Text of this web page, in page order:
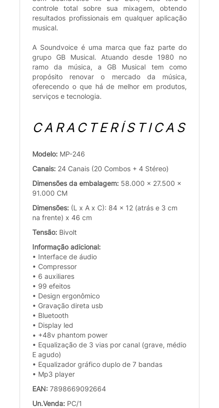
controle total sobre sua mixagem, obtendo
resultados profissionais em qualquer aplicação
musical.
A Soundvoice é uma marca que faz parte do
grupo GB Musical. Atuando desde 1980 no
ramo da música, a GB Musical tem como
propósito renovar o mercado da música,
oferecendo o que há de melhor em produtos,
serviços e tecnologia.
CARACTERÍSTICAS
Modelo: MP-246
Canais: 24 Canais (20 Combos + 4 Stéreo)
Dimensões da embalagem: 58.000 x 27.500 x
91.000 CM
Dimensões: (L x A x C): 84 x 12 (atrás e 3 cm
na frente) x 46 cm
Tensão: Bivolt
Informação adicional:
• Interface de áudio
• Compressor
• 6 auxiliares
• 99 efeitos
• Design ergonômico
• Gravação direta usb
• Bluetooth
• Display led
• +48v phantom power
• Equalização de 3 vias por canal (grave, médio
E agudo)
• Equalizador gráfico duplo de 7 bandas
• Mp3 player
EAN: 7898669092664
Un.Venda: PC/1